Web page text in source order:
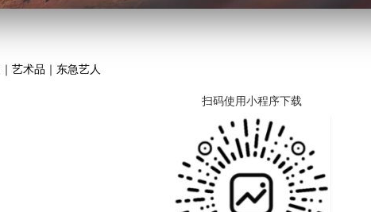
艺术品｜东急艺人
扫码使用小程序下载